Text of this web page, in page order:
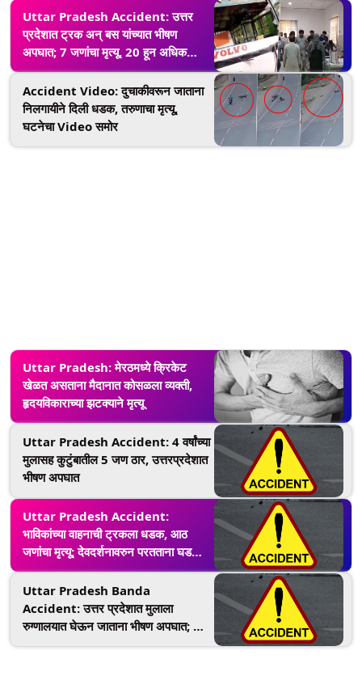
Uttar Pradesh Accident: उत्तर
प्रदेशात ट्रक अन् बस यांच्यात भीषण
अपघात; 7 जणांचा मृत्यू, 20 हून अधिक
जखमी
Accident Video: दुचाकीवरून जाताना
निलगायीने दिली धडक, तरुणाचा मृत्यू,
घटनेचा Video समोर
Uttar Pradesh: मेरठमध्ये क्रिकेट
खेळत असताना मैदानात कोसळला व्यक्ती,
हृदयविकाराच्या झटक्याने मृत्यू
Uttar Pradesh Accident: 4 वर्षांच्या
मुलासह कुटुंबातील 5 जण ठार, उत्तरप्रदेशात
भीषण अपघात
Uttar Pradesh Accident:
भाविकांच्या वाहनाची ट्रकला धडक, आठ
जणांचा मृत्यू; देवदर्शनावरुन परतताना घडली
घटना
Uttar Pradesh Banda
Accident: उत्तर प्रदेशात मुलाला
रुग्णालयात घेऊन जाताना भीषण अपघात; 7